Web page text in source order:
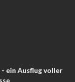
ein Ausflug voller